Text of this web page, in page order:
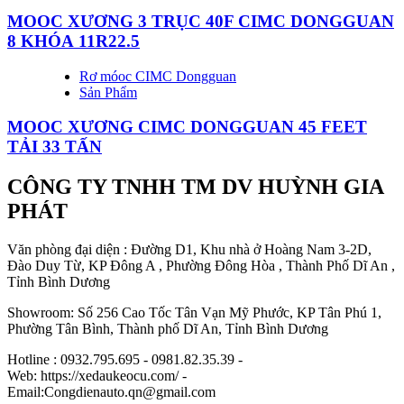
MOOC XƯƠNG 3 TRỤC 40F CIMC DONGGUAN
8 KHÓA 11R22.5
Rơ móoc CIMC Dongguan
Sản Phẩm
MOOC XƯƠNG CIMC DONGGUAN 45 FEET
TẢI 33 TẤN
CÔNG TY TNHH TM DV HUỲNH GIA
PHÁT
Văn phòng đại diện : Đường D1, Khu nhà ở Hoàng Nam 3-2D,
Đào Duy Từ, KP Đông A , Phường Đông Hòa , Thành Phố Dĩ An ,
Tỉnh Bình Dương
Showroom: Số 256 Cao Tốc Tân Vạn Mỹ Phước, KP Tân Phú 1,
Phường Tân Bình, Thành phố Dĩ An, Tỉnh Bình Dương
Hotline : 0932.795.695 - 0981.82.35.39 -
Web: https://xedaukeocu.com/ -
Email:Congdienauto.qn@gmail.com